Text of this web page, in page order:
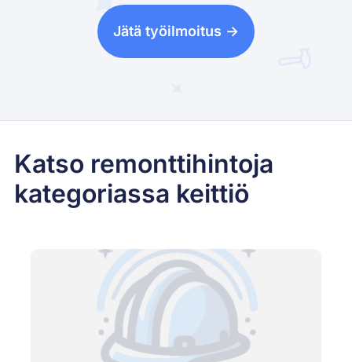
Jätä työilmoitus ->
Katso remonttihintoja
kategoriassa keittiö